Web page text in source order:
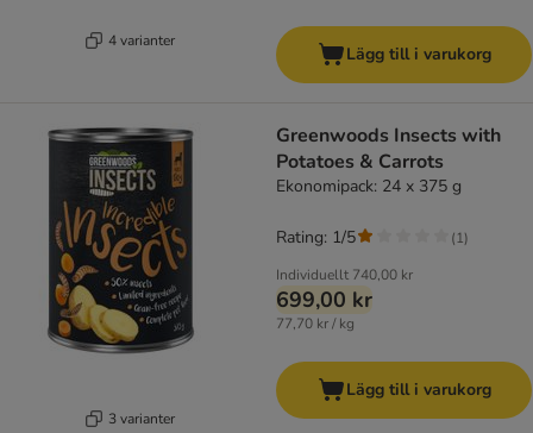
4 varianter
Lägg till i varukorg
3 varianter
Greenwoods Insects with
Potatoes & Carrots
Ekonomipack: 24 x 375 g
Individuellt 740,00 kr
699,00 kr
77,70 kr / kg
Rating: 1/5 (1)
Lägg till i varukorg